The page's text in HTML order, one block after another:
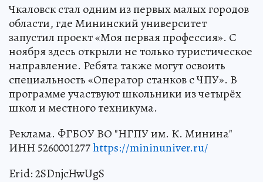
Чкаловск стал одним из первых малых городов
области, где Мининский университет
запустил проект «Моя первая профессия». С
ноября здесь открыли не только туристическое
направление. Ребята также могут освоить
специальность «Оператор станков с ЧПУ». В
программе участвуют школьники из четырёх
школ и местного техникума.
Реклама. ФГБОУ ВО "НГПУ им. К. Минина"
ИНН 5260001277https://mininuniver.ru/
Erid: 2SDnjcHwUgS